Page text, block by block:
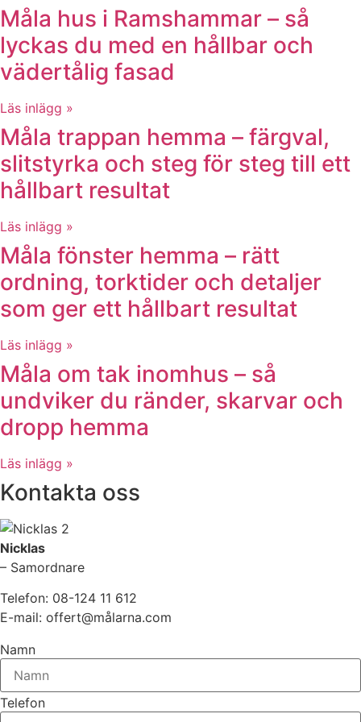
Måla hus i Ramshammar – så
lyckas du med en hållbar och
vädertålig fasad
Läs inlägg »
Måla trappan hemma – färgval,
slitstyrka och steg för steg till ett
hållbart resultat
Läs inlägg »
Måla fönster hemma – rätt
ordning, torktider och detaljer
som ger ett hållbart resultat
Läs inlägg »
Måla om tak inomhus – så
undviker du ränder, skarvar och
dropp hemma
Läs inlägg »
Kontakta oss
Nicklas
– Samordnare
Telefon: 08-124 11 612
E-mail: offert@målarna.com
Namn
Telefon